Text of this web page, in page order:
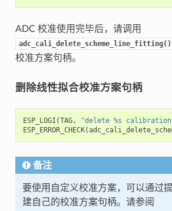
ADC 校准使用完毕后，请调用
adc_cali_delete_scheme_line_fitting()
校准方案句柄。
删除线性拟合校准方案句柄
ESP_LOGI (TAG, "delete %s calibration
ESP_ERROR_CHECK(
备注
要使用自定义校准方案，可以通过
建自己的校准方案句柄。请参阅